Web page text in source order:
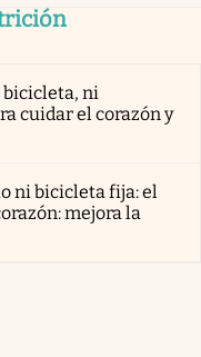
ni
cuidar el corazón y
ni bicicleta fija: el
mejora la